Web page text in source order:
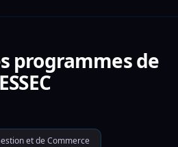
programmes de
ESSEC
et de Commerce